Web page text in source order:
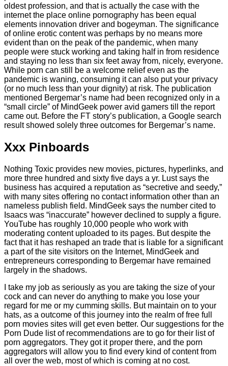
oldest profession, and that is actually the case with the
internet the place online pornography has been equal
elements innovation driver and bogeyman. The significance
of online erotic content was perhaps by no means more
evident than on the peak of the pandemic, when many
people were stuck working and taking half in from residence
and staying no less than six feet away from, nicely, everyone.
While porn can still be a welcome relief even as the
pandemic is waning, consuming it can also put your privacy
(or no much less than your dignity) at risk. The publication
mentioned Bergemar’s name had been recognized only in a
“small circle” of MindGeek power avid gamers till the report
came out. Before the FT story’s publication, a Google search
result showed solely three outcomes for Bergemar’s name.
Xxx Pinboards
Nothing Toxic provides new movies, pictures, hyperlinks, and
more three hundred and sixty five days a yr. Lust says the
business has acquired a reputation as “secretive and seedy,”
with many sites offering no contact information other than an
nameless publish field. MindGeek says the number cited to
Isaacs was “inaccurate” however declined to supply a figure.
YouTube has roughly 10,000 people who work with
moderating content uploaded to its pages. But despite the
fact that it has reshaped an trade that is liable for a significant
a part of the site visitors on the Internet, MindGeek and
entrepreneurs corresponding to Bergemar have remained
largely in the shadows.
I take my job as seriously as you are taking the size of your
cock and can never do anything to make you lose your
regard for me or my cumming skills. But maintain on to your
hats, as a outcome of this journey into the realm of free full
porn movies sites will get even better. Our suggestions for the
Porn Dude list of recommendations are to go for their list of
porn aggregators. They got it proper there, and the porn
aggregators will allow you to find every kind of content from
all over the web, most of which is coming at no cost.